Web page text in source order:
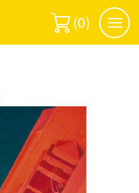
(0)